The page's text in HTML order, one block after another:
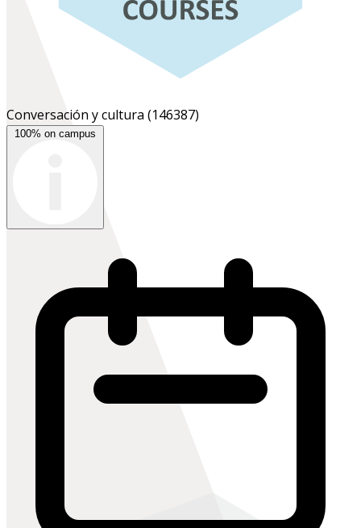
Conversación y cultura (146387)
100% on campus